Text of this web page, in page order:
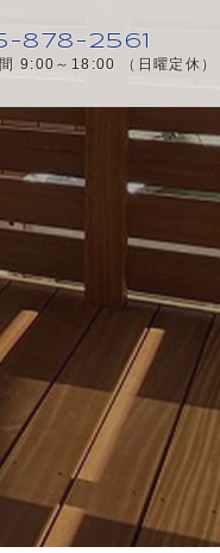
878-2561
9:00～18:00 （日曜定休）